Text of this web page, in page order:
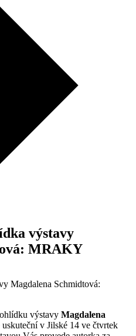
výstavy
MRAKY
výstavy Magdalena
uskuteční v Jilské 14 ve čtvrtek